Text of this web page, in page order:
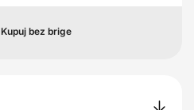
Kupuj bez brige